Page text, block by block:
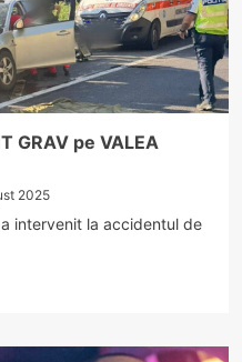
GRAV pe VALEA
2025
intervenit la accidentul de